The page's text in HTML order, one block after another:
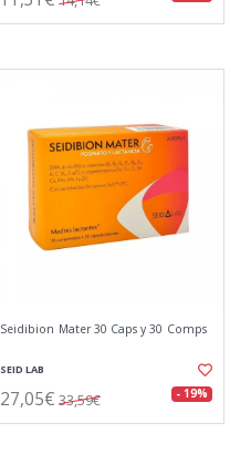
Seidibion Mater 30 Caps y 30 Comps
SEID LAB
27,05€ 33,59€ - 19%